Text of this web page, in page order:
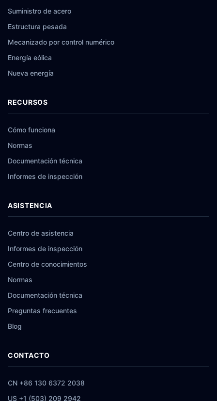
Suministro de acero
Estructura pesada
Mecanizado por control numérico
Energía eólica
Nueva energía
RECURSOS
Cómo funciona
Normas
Documentación técnica
Informes de inspección
ASISTENCIA
Centro de asistencia
Informes de inspección
Centro de conocimientos
Normas
Documentación técnica
Preguntas frecuentes
Blog
CONTACTO
CN +86 130 6372 2038
US +1 (503) 209 2942